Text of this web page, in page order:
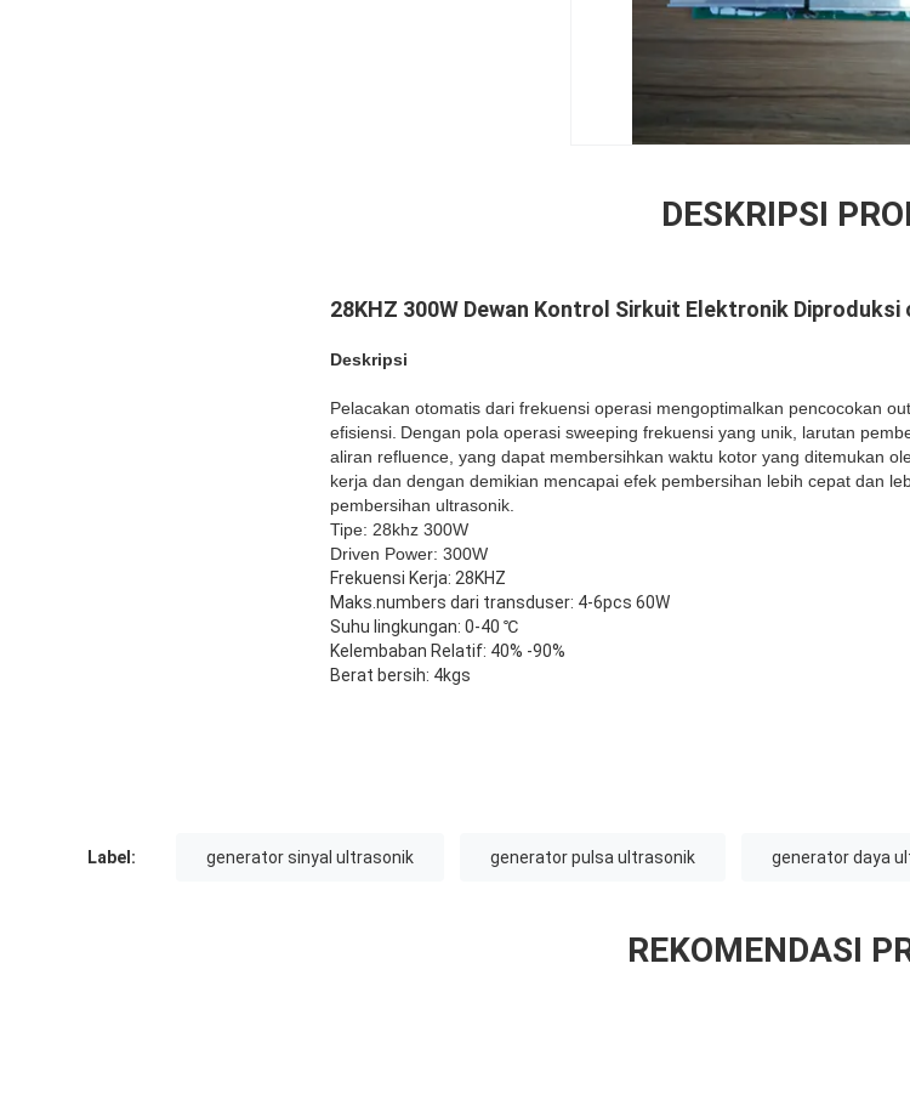
DESKRIPSI
28KHZ 300W Dewan Kontrol Sirkuit Elektronik Diproduksi
Deskripsi
Pelacakan otomatis dari frekuensi operasi mengoptimalkan pencocokan
efisiensi. Dengan pola operasi sweeping frekuensi yang unik, larutan
aliran refluence, yang dapat membersihkan waktu kotor yang ditemukan
kerja dan dengan demikian mencapai efek pembersihan lebih cepat dan
pembersihan ultrasonik.
Tipe: 28khz 300W
Driven Power: 300W
Frekuensi Kerja: 28KHZ
Maks.numbers dari transduser: 4-6pcs 60W
Suhu lingkungan: 0-40 ℃
Kelembaban Relatif: 40% -90%
Berat bersih: 4kgs
Label: generator sinyal ultrasonik generator pulsa ultrasonik generator daya
REKOMENDASI